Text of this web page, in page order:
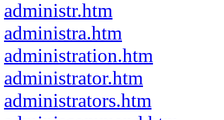
administr.htm
administra.htm
administration.htm
administrator.htm
administrators.htm